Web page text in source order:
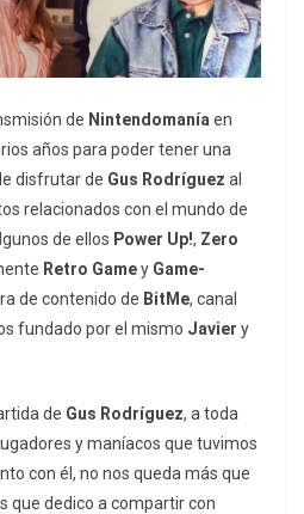
de Nintendomanía en
años para poder tener una
disfrutar de Gus Rodríguez al
relacionados con el mundo de
de ellos Power Up!, Zero
Retro Gamey Game-
de contenido de BitMe, canal
fundado por el mismo Javier y
de Gus Rodríguez, a toda
y maníacos que tuvimos
con él, no nos queda más que
que dedico a compartir con